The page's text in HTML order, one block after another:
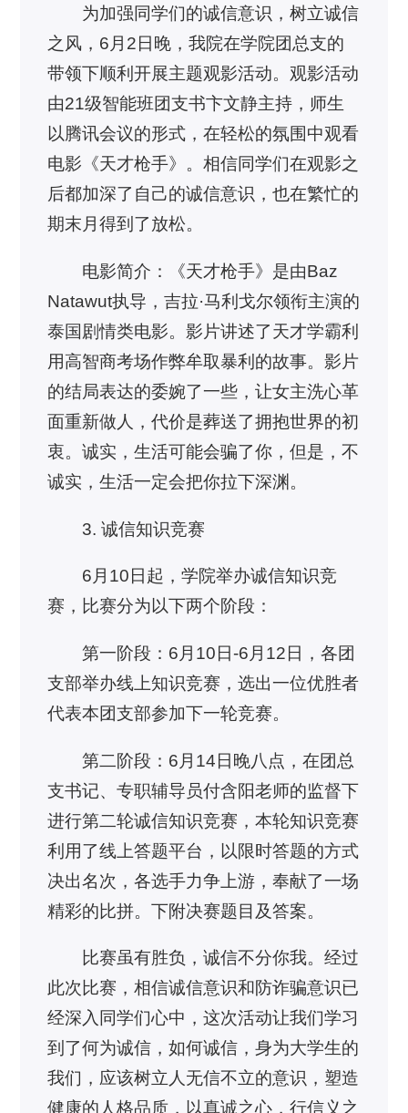
为加强同学们的诚信意识，树立诚信
之风，6月2日晚，我院在学院团总支的
带领下顺利开展主题观影活动。观影活动
由21级智能班团支书卞文静主持，师生
以腾讯会议的形式，在轻松的氛围中观看
电影《天才枪手》。相信同学们在观影之
后都加深了自己的诚信意识，也在繁忙的
期末月得到了放松。
电影简介：《天才枪手》是由Baz
Natawut执导，吉拉·马利戈尔领衔主演的
泰国剧情类电影。影片讲述了天才学霸利
用高智商考场作弊牟取暴利的故事。影片
的结局表达的委婉了一些，让女主洗心革
面重新做人，代价是葬送了拥抱世界的初
衷。诚实，生活可能会骗了你，但是，不
诚实，生活一定会把你拉下深渊。
3. 诚信知识竞赛
6月10日起，学院举办诚信知识竞
赛，比赛分为以下两个阶段：
第一阶段：6月10日-6月12日，各团
支部举办线上知识竞赛，选出一位优胜者
代表本团支部参加下一轮竞赛。
第二阶段：6月14日晚八点，在团总
支书记、专职辅导员付含阳老师的监督下
进行第二轮诚信知识竞赛，本轮知识竞赛
利用了线上答题平台，以限时答题的方式
决出名次，各选手力争上游，奉献了一场
精彩的比拼。下附决赛题目及答案。
比赛虽有胜负，诚信不分你我。经过
此次比赛，相信诚信意识和防诈骗意识已
经深入同学们心中，这次活动让我们学习
到了何为诚信，如何诚信，身为大学生的
我们，应该树立人无信不立的意识，塑造
健康的人格品质，以真诚之心，行信义之